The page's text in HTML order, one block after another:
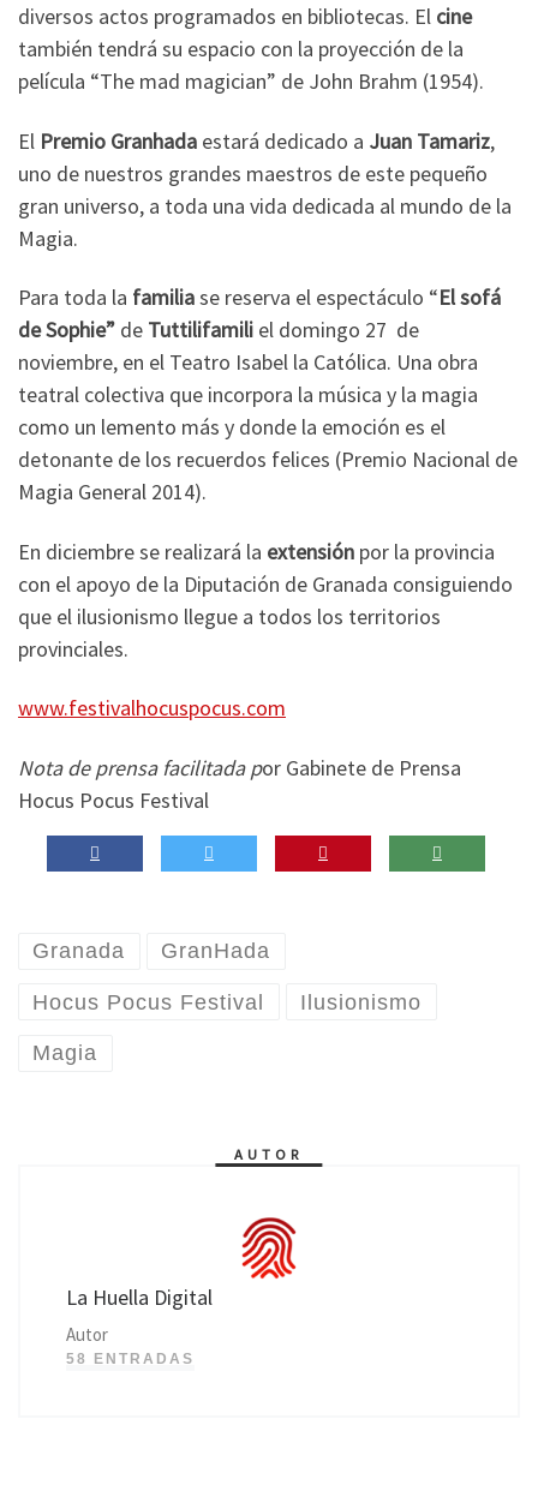
diversos actos programados en bibliotecas. El cine
también tendrá su espacio con la proyección de la
película “The mad magician” de John Brahm (1954).
El Premio Granhada estará dedicado a Juan Tamariz,
uno de nuestros grandes maestros de este pequeño
gran universo, a toda una vida dedicada al mundo de la
Magia.
Para toda la familiase reserva el espectáculo “El sofá
de Sophie” de Tuttilifamili el domingo 27 de
noviembre, en el Teatro Isabel la Católica. Una obra
teatral colectiva que incorpora la música y la magia
como un lemento más y donde la emoción es el
detonante de los recuerdos felices (Premio Nacional de
Magia General 2014).
En diciembre se realizará la extensión por la provincia
con el apoyo de la Diputación de Granada consiguiendo
que el ilusionismo llegue a todos los territorios
provinciales.
www.festivalhocuspocus.com
Nota de prensa facilitada por Gabinete de Prensa
Hocus Pocus Festival
Granada GranHada
Hocus Pocus Festival Ilusionismo
Magia
AUTOR
La Huella Digital
Autor
58 ENTRADAS